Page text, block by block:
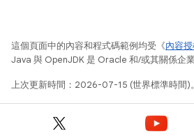
這個頁面中的內容和程式碼範例均受《內容
Java 與 OpenJDK 是 Oracle 和/或其關係企
上次更新時間：2026-07-15 (世界標準時間)。